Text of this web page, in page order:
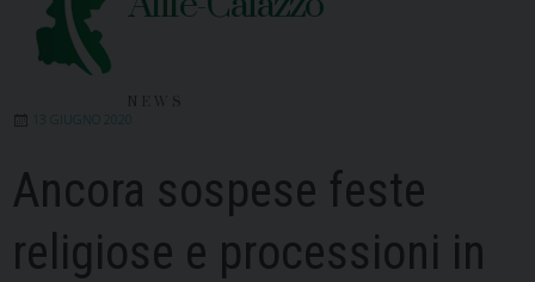
13 GIUGNO 2020
Ancora sospese feste
religiose e processioni in